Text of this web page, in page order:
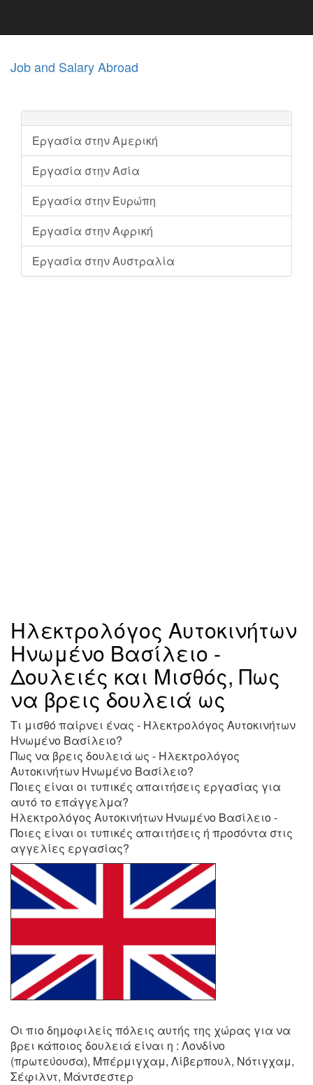
Job and Salary Abroad
Εργασία στην Αμερική
Εργασία στην Ασία
Εργασία στην Ευρώπη
Εργασία στην Αφρική
Εργασία στην Αυστραλία
Ηλεκτρολόγος Αυτοκινήτων
Ηνωμένο Βασίλειο -
Δουλειές και Μισθός, Πως
να βρεις δουλειά ως
Τι μισθό παίρνει ένας - Ηλεκτρολόγος Αυτοκινήτων
Ηνωμένο Βασίλειο?
Πως να βρεις δουλειά ως - Ηλεκτρολόγος
Αυτοκινήτων Ηνωμένο Βασίλειο?
Ποιες είναι οι τυπικές απαιτήσεις εργασίας για
αυτό το επάγγελμα?
Ηλεκτρολόγος Αυτοκινήτων Ηνωμένο Βασίλειο -
Ποιες είναι οι τυπικές απαιτήσεις ή προσόντα στις
αγγελίες εργασίας?
Οι πιο δημοφιλείς πόλεις αυτής της χώρας για να
βρει κάποιος δουλειά είναι η : Λονδίνο
(πρωτεύουσα), Μπέρμιγχαμ, Λίβερπουλ, Νότιγχαμ,
Σέφιλντ, Μάντσεστερ